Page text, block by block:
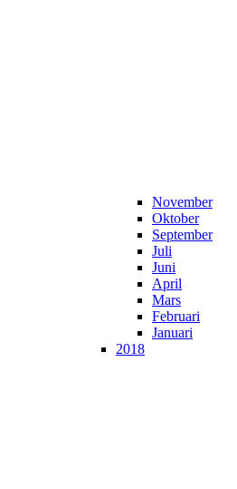
November
Oktober
September
Juli
Juni
April
Mars
Februari
Januari
2018